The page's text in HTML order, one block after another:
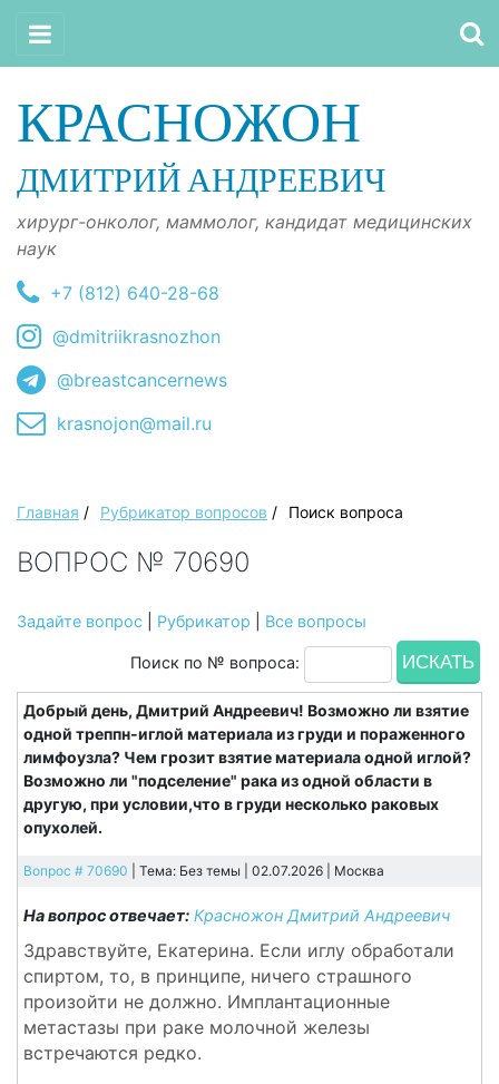
КРАСНОЖОН
ДМИТРИЙ АНДРЕЕВИЧ
хирург-онколог, маммолог, кандидат медицинских
наук
+7 (812) 640-28-68
@dmitriikrasnozhon
@breastcancernews
krasnojon@mail.ru
Главная / Рубрикатор вопросов / Поиск вопроса
ВОПРОС № 70690
Задайте вопрос Рубрикатор Все вопросы
Поиск по № вопроса:
Добрый день, Дмитрий Андреевич! Возможно ли взятие
одной треппн-иглой материала из груди и пораженного
лимфоузла? Чем грозит взятие материала одной иглой?
Возможно ли "подселение" рака из одной области в
другую, при условии,что в груди несколько раковых
опухолей.
Вопрос # 70690 | Тема: Без темы | 02.07.2026 | Москва
На вопрос отвечает: Красножон Дмитрий Андреевич
Здравствуйте, Екатерина. Если иглу обработали
спиртом, то, в принципе, ничего страшного
произойти не должно. Имплантационные
метастазы при раке молочной железы
встречаются редко.